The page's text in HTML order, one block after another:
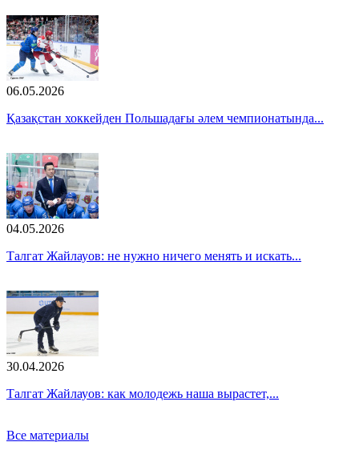
06.05.2026
Қазақстан хоккейден Польшадағы әлем чемпионатында...
04.05.2026
Талгат Жайлауов: не нужно ничего менять и искать...
30.04.2026
Талгат Жайлауов: как молодежь наша вырастет,...
Все материалы